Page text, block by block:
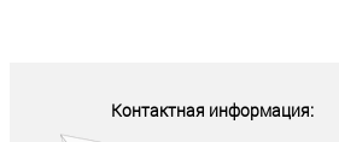
Контактная информация: